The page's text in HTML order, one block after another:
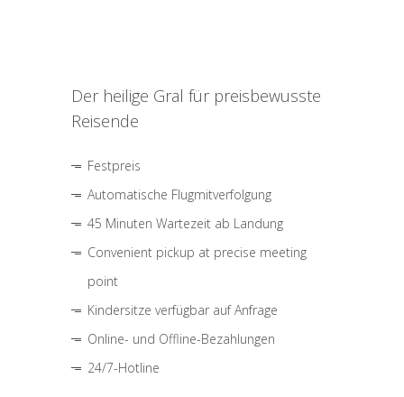
Der heilige Gral für preisbewusste
Reisende
Festpreis
Automatische Flugmitverfolgung
45 Minuten Wartezeit ab Landung
Convenient pickup at precise meeting
point
Kindersitze verfügbar auf Anfrage
Online- und Offline-Bezahlungen
24/7-Hotline